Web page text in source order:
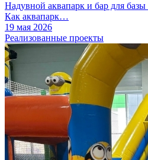
Надувной аквапарк и бар для базы
Как аквапарк…
19 мая 2026
Реализованные проекты